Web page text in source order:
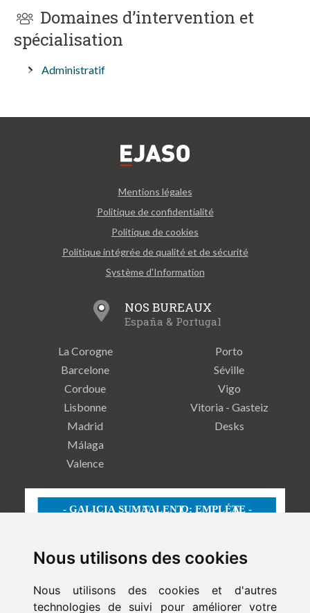
Nous utilisons des cookies
Nous utilisons des cookies et d'autres
technologies de suivi pour améliorer votre
Domaines d’intervention et
spécialisation
Administratif
Mentions légales
Politique de confidentialité
Politique de cookies
Politique intégrée de qualité et de sécurité
Système d'Information
NOS BUREAUX
España & Portugal
La Corogne
Barcelone
Cordoue
Lisbonne
Madrid
Málaga
Valence
Porto
Séville
Vigo
Vitoria - Gasteiz
Desks